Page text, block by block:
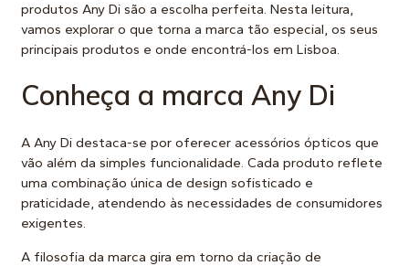
produtos Any Di são a escolha perfeita. Nesta leitura,
vamos explorar o que torna a marca tão especial, os seus
principais produtos e onde encontrá-los em Lisboa.
Conheça a marca Any Di
A Any Di destaca-se por oferecer acessórios ópticos que
vão além da simples funcionalidade. Cada produto reflete
uma combinação única de design sofisticado e
praticidade, atendendo às necessidades de consumidores
exigentes.
A filosofia da marca gira em torno da criação de